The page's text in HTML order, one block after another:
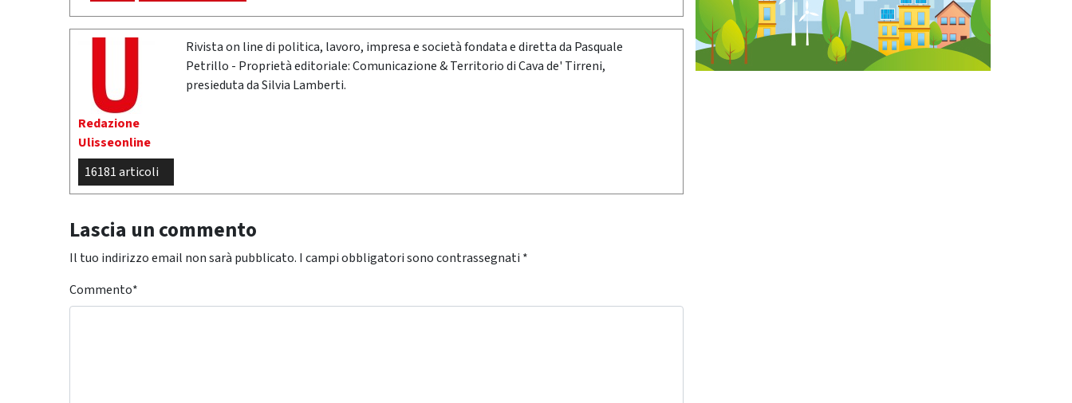
Redazione
Ulisseonline
16181 articoli
Rivista on line di politica, lavoro, impresa e società fondata e diretta da Pasquale
Petrillo - Proprietà editoriale: Comunicazione & Territorio di Cava de' Tirreni,
presieduta da Silvia Lamberti.
Lascia un commento
Il tuo indirizzo email non sarà pubblicato. I campi obbligatori sono contrassegnati *
Commento*